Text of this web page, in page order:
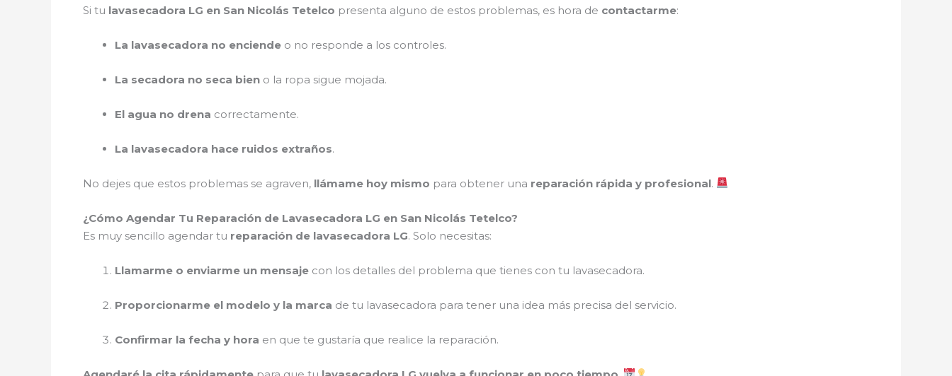
Si tu lavasecadora LG en San Nicolás Tetelco presenta alguno de estos problemas, es hora de contactarme:
La lavasecadora no enciende o no responde a los controles.
La secadora no seca bien o la ropa sigue mojada.
El agua no drena correctamente.
La lavasecadora hace ruidos extraños.
No dejes que estos problemas se agraven, llámame hoy mismo para obtener una reparación rápida y profesional.
¿Cómo Agendar Tu Reparación de Lavasecadora LG en San Nicolás Tetelco?
Es muy sencillo agendar tu reparación de lavasecadora LG. Solo necesitas:
Llamarme o enviarme un mensaje con los detalles del problema que tienes con tu lavasecadora.
Proporcionarme el modelo y la marca de tu lavasecadora para tener una idea más precisa del servicio.
Confirmar la fecha y hora en que te gustaría que realice la reparación.